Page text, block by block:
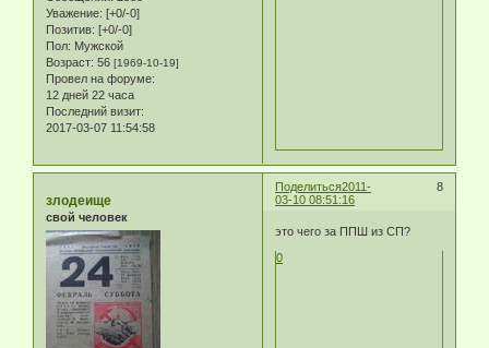
Уважение: [+0/-0]
Позитив: [+0/-0]
Пол: Мужской
Возраст: 56 [1969-10-19]
Провел на форуме:
12 дней 22 часа
Последний визит:
2017-03-07 11:54:58
Поделиться 8
2011-
03-10 08:51:16
злодеище
свой человек
это чего за ППШ из СП?
0